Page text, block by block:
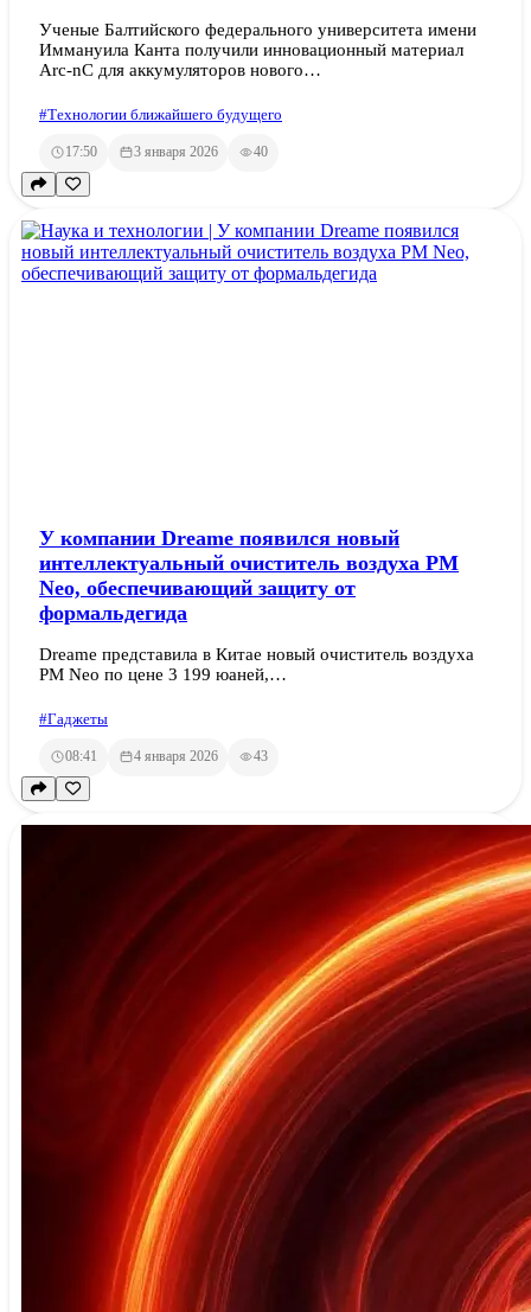
Ученые Балтийского федерального университета имени
Иммануила Канта получили инновационный материал
Arc-nC для аккумуляторов нового…
#Технологии ближайшего будущего
17:50 3 января 2026 40
У компании Dreame появился новый
интеллектуальный очиститель воздуха PM
Neo, обеспечивающий защиту от
формальдегида
Dreame представила в Китае новый очиститель воздуха
PM Neo по цене 3 199 юаней,…
#Гаджеты
08:41 4 января 2026 43